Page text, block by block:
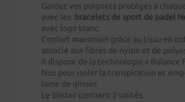
Gardez vos poignets protégés à
avec les
bracelets de sport de padel
avec logo blanc.
Confort maximum grâce au tissu en
associé aux fibres de nylon et de
Il dispose de la technologie « Balance
Nox pour isoler la transpiration et
lame de glisser.
Le blister contient 2 unités.